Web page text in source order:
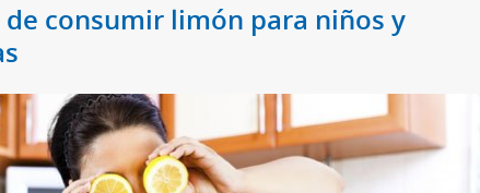
consumir limón para niños y